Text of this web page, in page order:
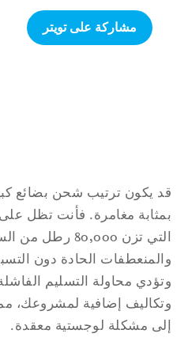
مشاركة على تويتر
يكون ترتيب شحن بضائع
مغامرة. فأنت تظل على
التي تزن 80,000 رطل
الحادة دون التسبب
محاولة التسليم الفاشلة
إضافية لمشروعك، مما
مشكلة لوجستية معقدة.